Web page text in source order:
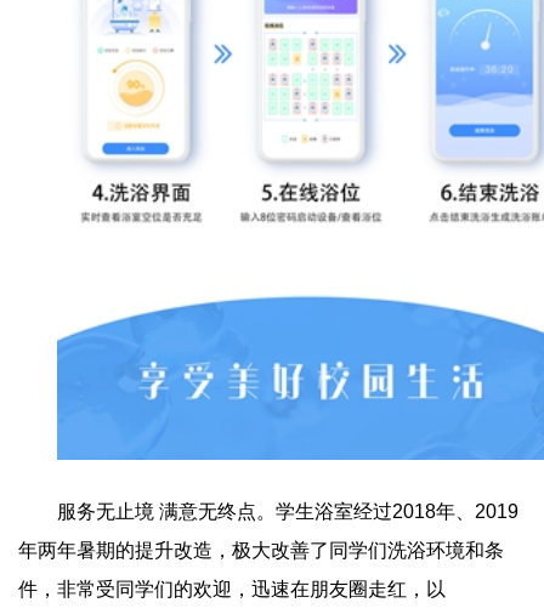
服务无止境 满意无终点。学生浴室经过2018年、2019
年两年暑期的提升改造，极大改善了同学们洗浴环境和条
件，非常受同学们的欢迎，迅速在朋友圈走红，以